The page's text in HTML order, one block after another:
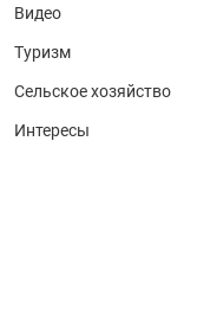
Видео
Туризм
Сельское хозяйство
Интересы